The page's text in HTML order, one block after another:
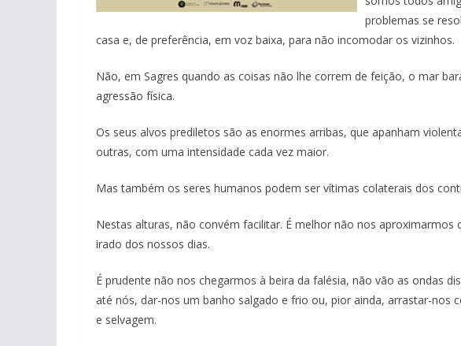
problemas se
casa e, de preferência, em voz baixa, para não incomodar os vizinhos.
Não, em Sagres quando as coisas não lhe correm de feição, o mar
agressão física.
Os seus alvos prediletos são as enormes arribas, que apanham
outras, com uma intensidade cada vez maior.
Mas também os seres humanos podem ser vítimas colaterais dos
Nestas alturas, não convém facilitar. É melhor não nos aproximarmos
irado dos nossos dias.
É prudente não nos chegarmos à beira da falésia, não vão as ondas
até nós, dar-nos um banho salgado e frio ou, pior ainda, arrastar-nos
e selvagem.